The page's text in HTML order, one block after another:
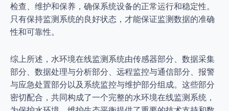
检查、维护和保养，确保系统设备的正常运行和稳定性。
只有保持监测系统的良好状态，才能保证监测数据的准确
性和可靠性。
综上所述，水环境在线监测系统由传感器部分、数据采集
部分、数据处理与分析部分、远程监控与通信部分、报警
与应急处置部分以及系统监控与维护部分组成。这些部分
密切配合，共同构成了一个完整的水环境在线监测系统，